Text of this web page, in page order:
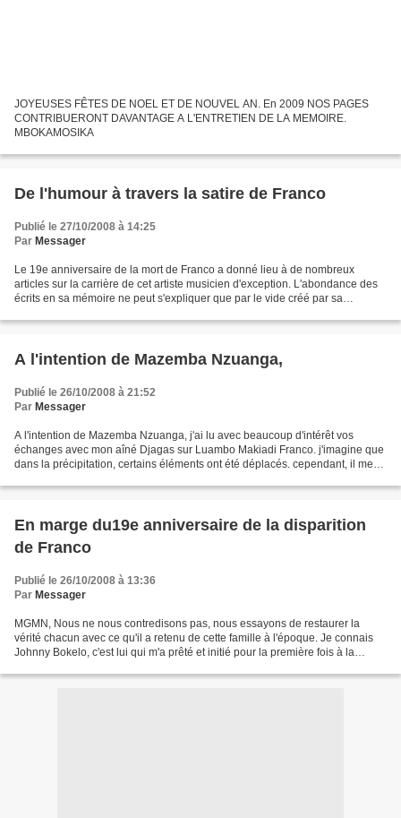
JOYEUSES FÊTES DE NOEL ET DE NOUVEL AN. En 2009 NOS PAGES
CONTRIBUERONT DAVANTAGE A L'ENTRETIEN DE LA MEMOIRE.
MBOKAMOSIKA
De l'humour à travers la satire de Franco
Publié le 27/10/2008 à 14:25
Par Messager
Le 19e anniversaire de la mort de Franco a donné lieu à de nombreux
articles sur la carrière de cet artiste musicien d'exception. L'abondance des
écrits en sa mémoire ne peut s'expliquer que par le vide créé par sa
A l'intention de Mazemba Nzuanga,
Publié le 26/10/2008 à 21:52
Par Messager
A l'intention de Mazemba Nzuanga, j'ai lu avec beaucoup d'intérêt vos
échanges avec mon aîné Djagas sur Luambo Makiadi Franco. j'imagine que
dans la précipitation, certains éléments ont été déplacés. cependant, il me
En marge du19e anniversaire de la disparition
de Franco
Publié le 26/10/2008 à 13:36
Par Messager
MGMN, Nous ne nous contredisons pas, nous essayons de restaurer la
vérité chacun avec ce qu'il a retenu de cette famille à l'époque. Je connais
Johnny Bokelo, c'est lui qui m'a prêté et initié pour la première fois à la